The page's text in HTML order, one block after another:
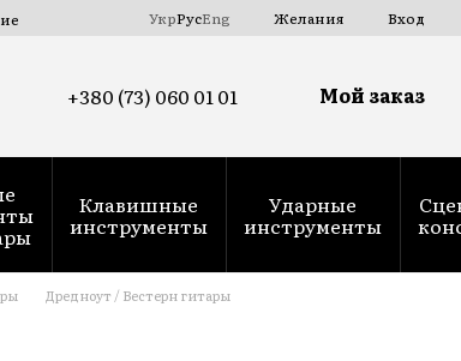
УкрРусEng Желания Вход
+380 (73) 060 01 01 Мой заказ
Клавишные
инструменты
Ударные
инструменты
Дредноут / Вестерн гитары